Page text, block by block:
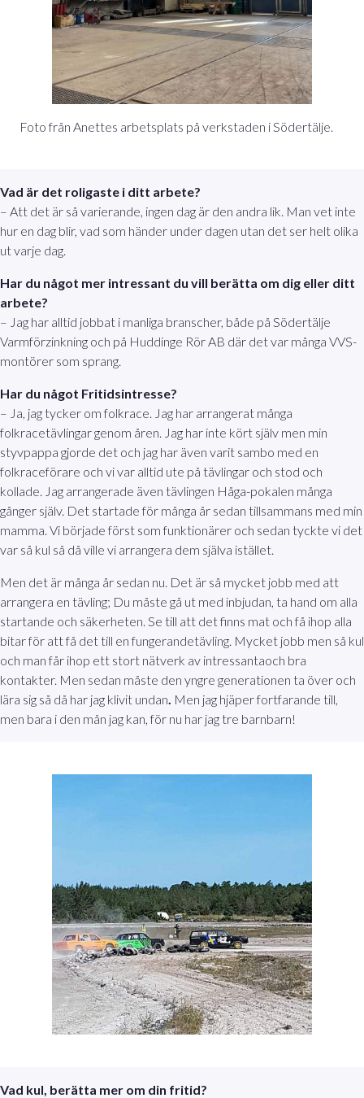
Foto från Anettes arbetsplats på verkstaden i Södertälje.
Vad är det roligaste i ditt arbete?
– Att det är så varierande, ingen dag är den andra lik. Man vet inte
hur en dag blir, vad som händer under dagen utan det ser helt olika
ut varje dag.
Har du något mer intressant du vill berätta om dig eller ditt
arbete?
– Jag har alltid jobbat i manliga branscher, både på Södertälje
Varmförzinkning och på Huddinge Rör AB där det var många VVS-
montörer som sprang.
Har du något Fritidsintresse?
– Ja, jag tycker om folkrace. Jag har arrangerat många
folkracetävlingar genom åren. Jag har inte kört själv men min
styvpappa gjorde det och jag har även varit sambo med en
folkraceförare och vi var alltid ute på tävlingar och stod och
kollade. Jag arrangerade även tävlingen Håga-pokalen många
gånger själv. Det startade för många år sedan tillsammans med min
mamma. Vi började först som funktionärer och sedan tyckte vi det
var så kul så då ville vi arrangera dem själva istället.
Men det är många år sedan nu. Det är så mycket jobb med att
arrangera en tävling; Du måste gå ut med inbjudan, ta hand om alla
startande och säkerheten. Se till att det finns mat och få ihop alla
bitar för att få det till en fungerandetävling. Mycket jobb men så kul
och man får ihop ett stort nätverk av intressantaoch bra
kontakter. Men sedan måste den yngre generationen ta över och
lära sig så då har jag klivit undan Men jag hjäper fortfarande till,
men bara i den mån jag kan, för nu har jag tre barnbarn!
Vad kul, berätta mer om din fritid?